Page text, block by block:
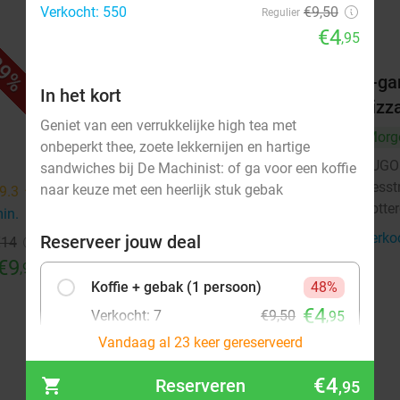
9.3 star
,95
pizza bij SUGO
Morgen
Zo
SUGO Pizza Rotterdam Aert van
Nesstraat
9.2 star
Verkocht: 394
€17,95
2-
Verkocht: 550
Regulier €9,50
€4,95
In het kort
Geniet van een verrukkelijke high tea met
onbeperkt thee, zoete lekkernijen en hartige
sandwiches bij De Machinist: of ga voor een koffie
naar keuze met een heerlijk stuk gebak
Reserveer jouw deal
Koffie + gebak (1 persoon)
48%
Verkocht: 7
€9,50 €4,95
Koffie + gebak (2 personen)
50%
Vandaag al 23 keer gereserveerd
Reserveren €4,95